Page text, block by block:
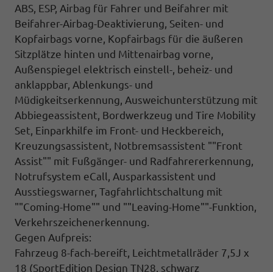
ABS, ESP, Airbag für Fahrer und Beifahrer mit
Beifahrer-Airbag-Deaktivierung, Seiten- und
Kopfairbags vorne, Kopfairbags für die äußeren
Sitzplätze hinten und Mittenairbag vorne,
Außenspiegel elektrisch einstell-, beheiz- und
anklappbar, Ablenkungs- und
Müdigkeitserkennung, Ausweichunterstützung mit
Abbiegeassistent, Bordwerkzeug und Tire Mobility
Set, Einparkhilfe im Front- und Heckbereich,
Kreuzungsassistent, Notbremsassistent ""Front
Assist"" mit Fußgänger- und Radfahrererkennung,
Notrufsystem eCall, Ausparkassistent und
Ausstiegswarner, Tagfahrlichtschaltung mit
""Coming-Home"" und ""Leaving-Home""-Funktion,
Verkehrszeichenerkennung.
Gegen Aufpreis:
Fahrzeug 8-fach-bereift, Leichtmetallräder 7,5J x
18 (SportEdition Design TN28, schwarz